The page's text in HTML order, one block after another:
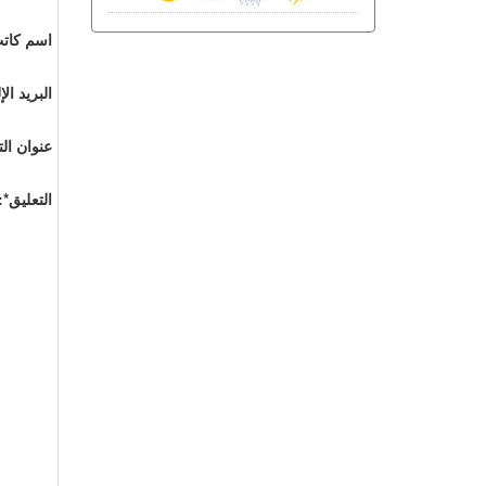
اسم
البريد
عنوان
التعليق*: